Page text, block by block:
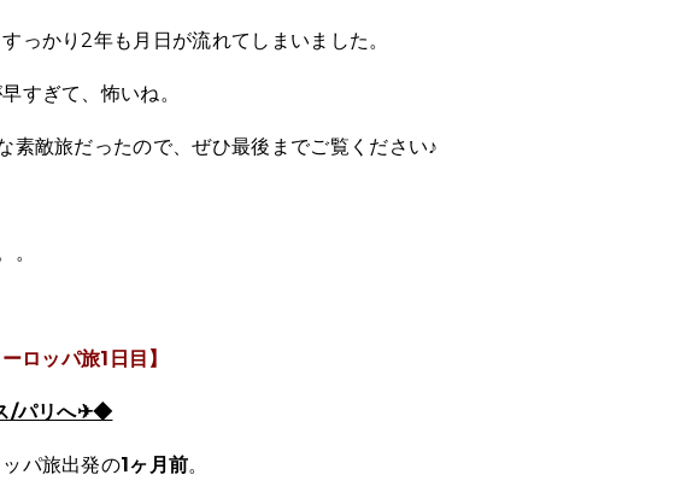
っかり2年も月日が流れてしまいました。
すぎて、怖いね。
素敵旅だったので、ぜひ最後までご覧ください♪
。
ロッパ旅1日目】
/パリへ✈◆
パ旅出発の1ヶ月前。